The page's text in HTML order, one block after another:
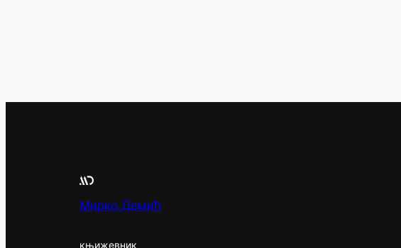
Мирко Демић
књижевник